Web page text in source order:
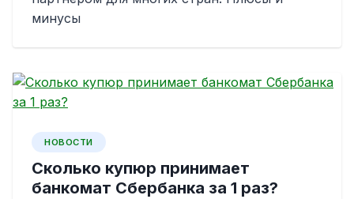
минусы
НОВОСТИ
Сколько купюр принимает
банкомат Сбербанка за 1 раз?